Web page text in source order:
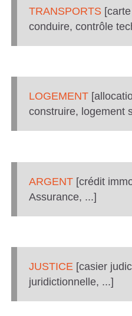
TRANSPORTS[carte
conduire, contrôle
LOGEMENT
construire, logement
ARGENT [crédit
Assurance, ...]
JUSTICE [casier
juridictionnelle, ...]